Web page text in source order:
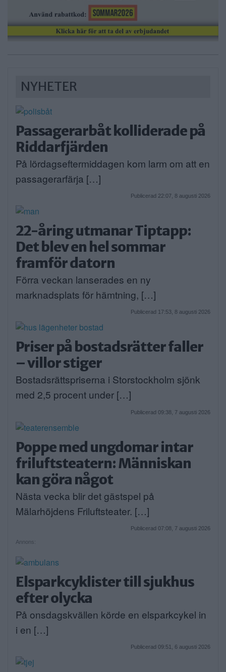
NYHETER
Passagerarbåt kolliderade på
Riddarfjärden
På lördagseftermiddagen kom larm om att en
passagerarfärja […]
Publicerad 22:07, 8 augusti 2026
22-åring utmanar Tiptapp:
Det blev en hel sommar
framför datorn
Förra veckan lanserades en ny
marknadsplats för hämtning, […]
Publicerad 17:53, 8 augusti 2026
Priser på bostadsrätter faller
– villor stiger
Bostadsrättspriserna i Storstockholm sjönk
med 2,5 procent under […]
Publicerad 09:38, 7 augusti 2026
Poppe med ungdomar intar
friluftsteatern: Människan
kan göra något
Nästa vecka blir det gästspel på
Mälarhöjdens Friluftsteater. […]
Publicerad 07:08, 7 augusti 2026
Annons:
Elsparkcyklister till sjukhus
efter olycka
På onsdagskvällen körde en elsparkcykel in
i en […]
Publicerad 09:51, 6 augusti 2026